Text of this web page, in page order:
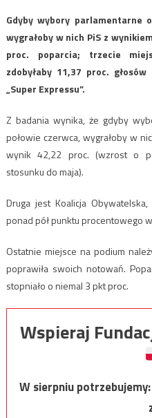
Gdyby wybory parlamentarne
wygrałoby w nich PiS z
proc. poparcia; trzecie
zdobyłaby 11,37 proc.
„Super Expressu”.
Z badania wynika, że gdyby
połowie czerwca, wygrałoby w
wynik 42,22 proc. (wzrost o
stosunku do maja).
Druga jest Koalicja
ponad pół punktu procentowego
Ostatnie miejsce na podium
poprawiła swoich notowań.
stopniało o niemal 3 pkt proc.
Wspieraj
W sierpniu potrzebujemy: